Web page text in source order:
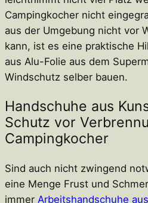
Campingkocher nicht
aus der Umgebung nicht vor
kann, ist es eine praktische
aus Alu-Folie aus dem
Windschutz selber bauen.
Handschuhe aus
Schutz vor
Campingkocher
Sind auch nicht zwingend
eine Menge Frust und
immer Arbeitshandschuhe